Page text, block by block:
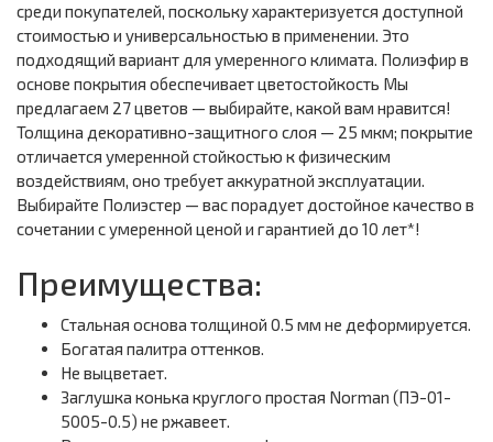
среди покупателей, поскольку характеризуется доступной
стоимостью и универсальностью в применении. Это
подходящий вариант для умеренного климата. Полиэфир в
основе покрытия обеспечивает цветостойкость Мы
предлагаем 27 цветов — выбирайте, какой вам нравится!
Толщина декоративно-защитного слоя — 25 мкм; покрытие
отличается умеренной стойкостью к физическим
воздействиям, оно требует аккуратной эксплуатации.
Выбирайте Полиэстер — вас порадует достойное качество в
сочетании с умеренной ценой и гарантией до 10 лет*!
Преимущества:
Стальная основа толщиной 0.5 мм не деформируется.
Богатая палитра оттенков.
Не выцветает.
Заглушка конька круглого простая Norman (ПЭ-01-
5005-0.5) не ржавеет.